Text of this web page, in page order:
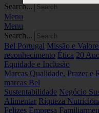
Search...
Menu
Menu
Search...
Bel Portugal Missão e
reconhecimento Ética 20
Equidade e Inclusão
Marcas Qualidade, Prazer e
marcas Bel
Sustentabilidade Negócio
Alimentar Riqueza
Felizes Empresa